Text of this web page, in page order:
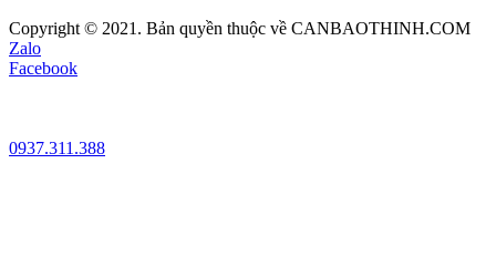
Copyright © 2021. Bản quyền thuộc về CANBAOTHINH.COM
Zalo
Facebook
0937.311.388